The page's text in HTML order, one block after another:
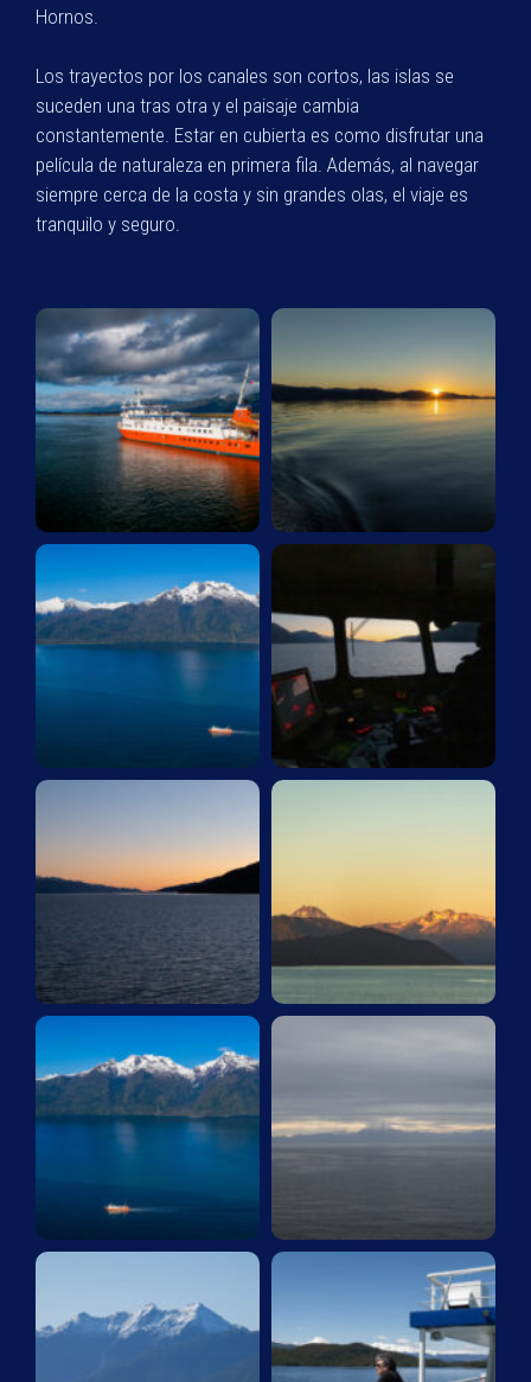
Hornos.
Los trayectos por los canales son cortos, las islas se
suceden una tras otra y el paisaje cambia
constantemente. Estar en cubierta es como disfrutar una
película de naturaleza en primera fila. Además, al navegar
siempre cerca de la costa y sin grandes olas, el viaje es
tranquilo y seguro.